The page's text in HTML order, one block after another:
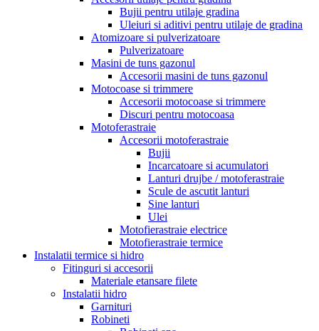
Bujii pentru utilaje gradina
Uleiuri si aditivi pentru utilaje de gradina
Atomizoare si pulverizatoare
Pulverizatoare
Masini de tuns gazonul
Accesorii masini de tuns gazonul
Motocoase si trimmere
Accesorii motocoase si trimmere
Discuri pentru motocoasa
Motoferastraie
Accesorii motoferastraie
Bujii
Incarcatoare si acumulatori
Lanturi drujbe / motoferastraie
Scule de ascutit lanturi
Sine lanturi
Ulei
Motofierastraie electrice
Motofierastraie termice
Instalatii termice si hidro
Fitinguri si accesorii
Materiale etansare filete
Instalatii hidro
Garnituri
Robineti